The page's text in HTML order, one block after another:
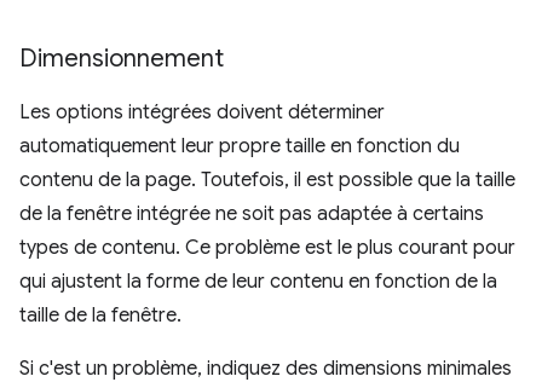
Dimensionnement
Les options intégrées doivent déterminer
automatiquement leur propre taille en fonction du
contenu de la page. Toutefois, il est possible que la taille
de la fenêtre intégrée ne soit pas adaptée à certains
types de contenu. Ce problème est le plus courant pour
qui ajustent la forme de leur contenu en fonction de la
taille de la fenêtre.
Si c'est un problème, indiquez des dimensions minimales